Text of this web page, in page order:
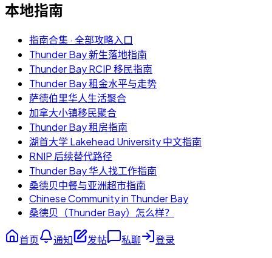
本地指南
指南合集 · 全部攻略入口
Thunder Bay 新生落地指南
Thunder Bay RCIP 移民指南
Thunder Bay 租金水平与走势
萨德伯里华人生活聚合
加拿大小镇移民聚合
Thunder Bay 租房指南
湖首大学 Lakehead University 中文指南
RNIP 后续替代路径
Thunder Bay 华人找工作指南
桑德贝中餐与亚洲超市指南
Chinese Community in Thunder Bay
桑德贝（Thunder Bay）怎么样？
首页 通知 发帖 私聊 登录